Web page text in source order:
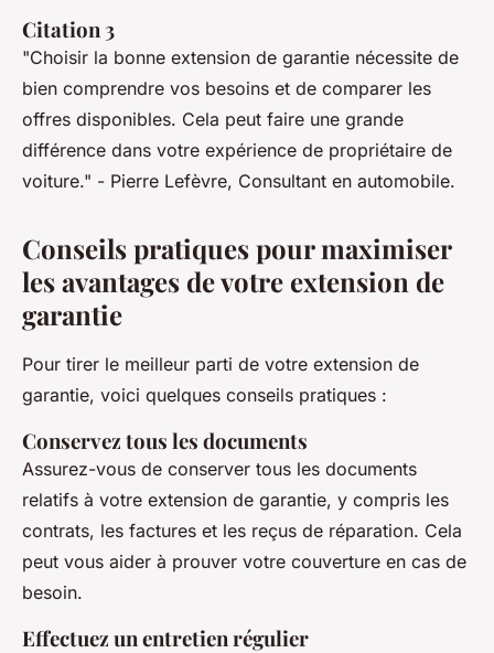
Citation 3
"Choisir la bonne extension de garantie nécessite de
bien comprendre vos besoins et de comparer les
offres disponibles. Cela peut faire une grande
différence dans votre expérience de propriétaire de
voiture." - Pierre Lefèvre, Consultant en automobile.
Conseils pratiques pour maximiser
les avantages de votre extension de
garantie
Pour tirer le meilleur parti de votre extension de
garantie, voici quelques conseils pratiques :
Conservez tous les documents
Assurez-vous de conserver tous les documents
relatifs à votre extension de garantie, y compris les
contrats, les factures et les reçus de réparation. Cela
peut vous aider à prouver votre couverture en cas de
besoin.
Effectuez un entretien régulier